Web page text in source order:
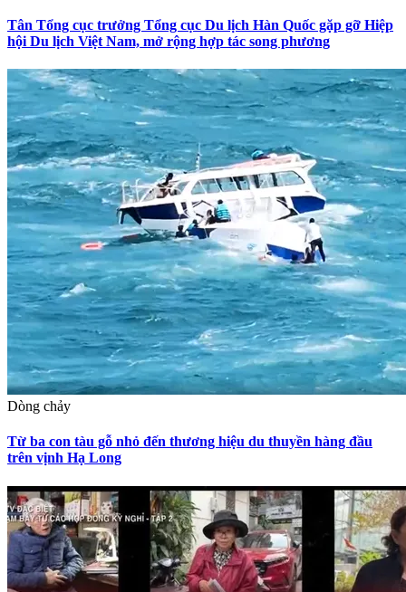
Tân Tổng cục trưởng Tổng cục Du lịch Hàn Quốc gặp gỡ Hiệp
hội Du lịch Việt Nam, mở rộng hợp tác song phương
Dòng chảy
Từ ba con tàu gỗ nhỏ đến thương hiệu du thuyền hàng đầu
trên vịnh Hạ Long